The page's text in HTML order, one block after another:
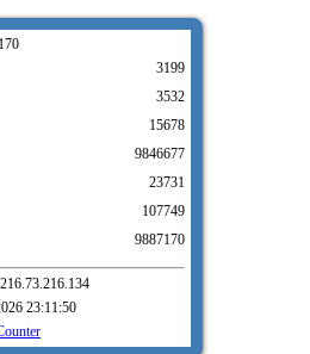
170
3199
3532
15678
9846677
23731
107749
9887170
23:11:50